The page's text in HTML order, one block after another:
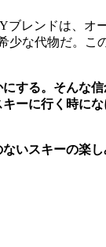
ブレンドは、オ
な代物だ。
する。そんな
ーに行く時に
いスキーの楽し